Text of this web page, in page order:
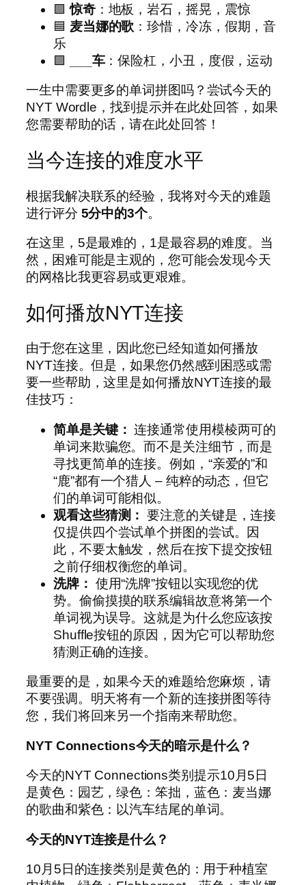
🟩惊奇：地板，岩石，摇晃，震惊
🟦 麦当娜的歌 ：珍惜，冷冻，假期，音
乐
🟪
___车：保险杠，小丑，度假，运动
一生中需要更多的单词拼图吗？尝试今天的
NYT Wordle，找到提示并在此处回答，如果
您需要帮助的话，请在此处回答！
当今连接的难度水平
根据我解决联系的经验，我将对今天的难题
进行评分 5分中的3个。
在这里，5是最难的，1是最容易的难度。当
然，困难可能是主观的，您可能会发现今天
的网格比我更容易或更艰难。
如何播放NYT连接
由于您在这里，因此您已经知道如何播放
NYT连接。但是，如果您仍然感到困惑或需
要一些帮助，这里是如何播放NYT连接的最
佳技巧：
简单是关键：连接通常使用模棱两可的
单词来欺骗您。而不是关注细节，而是
寻找更简单的连接。例如，“亲爱的”和
“鹿”都有一个猎人 – 纯粹的动态，但它
们的单词可能相似。
观看这些猜测： 要注意的关键是，连接
仅提供四个尝试单个拼图的尝试。因
此，不要太触发，然后在按下提交按钮
之前仔细权衡您的单词。
洗牌： 使用“洗牌”按钮以实现您的优
势。偷偷摸摸的联系编辑故意将第一个
单词视为误导。这就是为什么您应该按
Shuffle按钮的原因，因为它可以帮助您
猜测正确的连接。
最重要的是，如果今天的难题给您麻烦，请
不要强调。明天将有一个新的连接拼图等待
您，我们将回来另一个指南来帮助您。
NYT Connections今天的暗示是什么？
今天的NYT Connections类别提示10月5日
是黄色：园艺，绿色：笨拙，蓝色：麦当娜
的歌曲和紫色：以汽车结尾的单词。
今天的NYT连接是什么？
10月5日的连接类别是黄色的：用于种植室